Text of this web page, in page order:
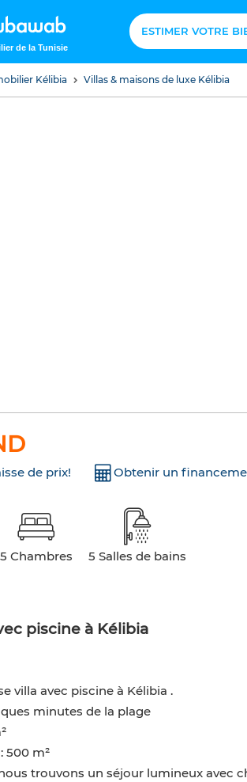
de la Tunisie
ESTIMER VOTRE
Kélibia Villas & maisons de luxe Kélibia
de prix! Obtenir un
5 Chambres
5 Salles de bains
piscine à Kélibia
villa avec piscine à Kélibia .
minutes de la plage
500 m²
trouvons un séjour lumineux avec